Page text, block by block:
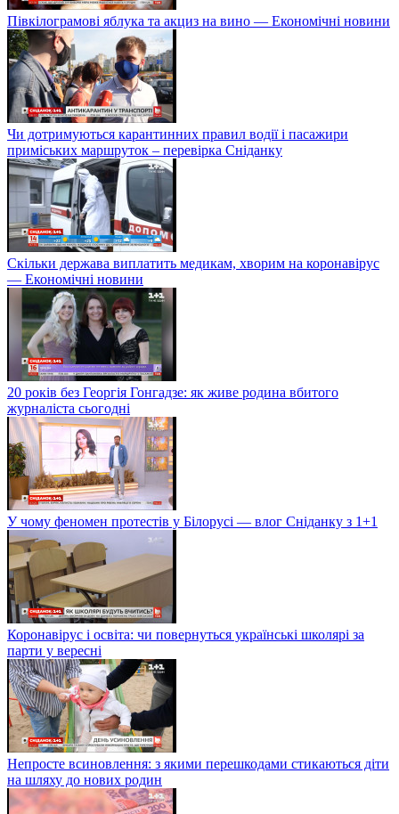
Півкілограмові яблука та акциз на вино — Економічні новини
Чи дотримуються карантинних правил водії і пасажири
приміських маршруток – перевірка Сніданку
Скільки держава виплатить медикам, хворим на коронавірус
— Економічні новини
20 років без Георгія Гонгадзе: як живе родина вбитого
журналіста сьогодні
У чому феномен протестів у Білорусі — влог Сніданку з 1+1
Коронавірус і освіта: чи повернуться українські школярі за
парти у вересні
Непросте всиновлення: з якими перешкодами стикаються діти
на шляху до нових родин